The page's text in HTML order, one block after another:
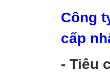
Công
cấp
- Tiêu